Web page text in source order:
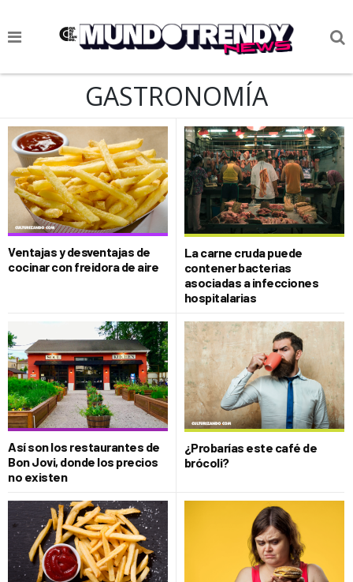
NOTICIAS
CIENCIA Y TECNOLOGÍA
VIDA
SOCIEDAD
CULTURIZANDO.COM
GASTRONOMÍA
Ventajas y desventajas de
cocinar con freidora de aire
La carne cruda puede
contener bacterias
asociadas a infecciones
hospitalarias
Así son los restaurantes de
Bon Jovi, donde los precios
no existen
¿Probarías este café de
brócoli?